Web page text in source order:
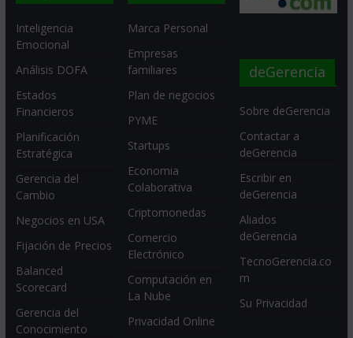
Inteligencia
Emocional
Análisis DOFA
Estados
Financieros
Planificación
Estratégica
Gerencia del
Cambio
Negocios en USA
Fijación de Precios
Balanced
Scorecard
Gerencia del
Conocimiento
Marca Personal
Empresas
familiares
Plan de negocios
PYME
Startups
Economia
Colaborativa
Criptomonedas
Comercio
Electrónico
Computación en
La Nube
Privacidad Online
deGerencia
Sobre deGerencia
Contactar a
deGerencia
Escribir en
deGerencia
Aliados
deGerencia
TecnoGerencia.co
m
Su Privacidad